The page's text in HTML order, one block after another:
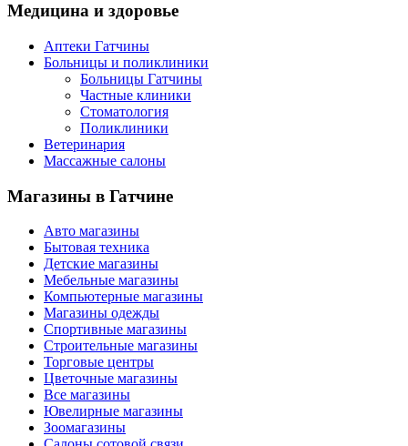
Медицина и здоровье
Аптеки Гатчины
Больницы и поликлиники
Больницы Гатчины
Частные клиники
Стоматология
Поликлиники
Ветеринария
Массажные салоны
Магазины в Гатчине
Авто магазины
Бытовая техника
Детские магазины
Мебельные магазины
Компьютерные магазины
Магазины одежды
Спортивные магазины
Строительные магазины
Торговые центры
Цветочные магазины
Все магазины
Ювелирные магазины
Зоомагазины